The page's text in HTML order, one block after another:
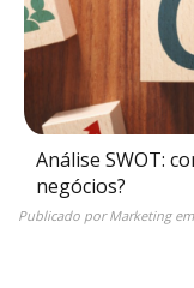
Análise SWOT:
negócios?
Publicado porMarketingem